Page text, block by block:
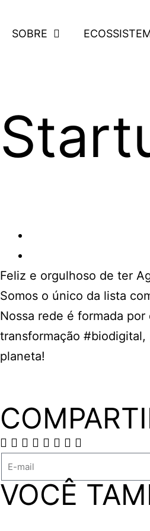
SOBRE
Feliz e orgulhoso de ter
Somos o único da lista
Nossa rede é formada
transformação #biodigital,
planeta!
VOCÊ